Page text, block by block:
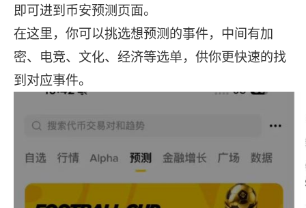
即可进到币安预测页面。
在这里，你可以挑选想预测的事件，中间有加
密、电竞、文化、经济等选单，供你更快速的找
到对应事件。